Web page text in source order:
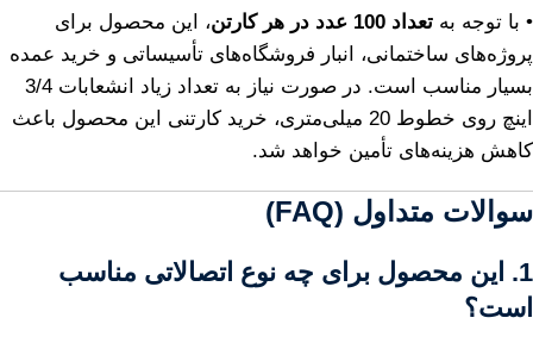
• با توجه به تعداد 100 عدد در هر کارتن
، این محصول برای
پروژه‌های ساختمانی، انبار فروشگاه‌های تأسیساتی و خرید عمده
بسیار مناسب است. در صورت نیاز به تعداد زیاد انشعابات 3/4
اینچ روی خطوط 20 میلی‌متری، خرید کارتنی این محصول باعث
کاهش هزینه‌های تأمین خواهد شد.
سوالات متداول (FAQ)
1. این محصول برای چه نوع اتصالاتی مناسب
است؟